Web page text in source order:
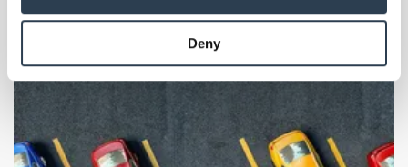
provided to them or that they’ve collected from your use
Weitere Informationen:Impressum Datenschutz
Deny